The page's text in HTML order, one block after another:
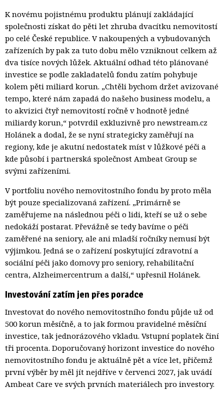
K novému pojistnému produktu plánují zakládající
společnosti získat do pěti let zhruba dvacítku nemovitostí
po celé České republice. V nakoupených a vybudovaných
zařízeních by pak za tuto dobu mělo vzniknout celkem až
dva tisíce nových lůžek. Aktuální odhad této plánované
investice se podle zakladatelů fondu zatím pohybuje
kolem pěti miliard korun. „Chtěli bychom držet avizované
tempo, které nám zapadá do našeho business modelu, a
to akvizici čtyř nemovitostí ročně v hodnotě jedné
miliardy korun,“ potvrdil exkluzivně pro newstream.cz
Holánek a dodal, že se nyní strategicky zaměřují na
regiony, kde je akutní nedostatek míst v lůžkové péči a
kde působí i partnerská společnost Ambeat Group se
svými zařízeními.
V portfoliu nového nemovitostního fondu by proto měla
být pouze specializovaná zařízení. „Primárně se
zaměřujeme na následnou péči o lidi, kteří se už o sebe
nedokáží postarat. Převážně se tedy bavíme o péči
zaměřené na seniory, ale ani mladší ročníky nemusí být
výjimkou. Jedná se o zařízení poskytující zdravotní a
sociální péči jako domovy pro seniory, rehabilitační
centra, Alzheimercentrum a další,“ upřesnil Holánek.
Investování zatím jen přes poradce
Investovat do nového nemovitostního fondu půjde už od
500 korun měsíčně, a to jak formou pravidelné měsíční
investice, tak jednorázového vkladu. Vstupní poplatek činí
tři procenta. Doporučovaný horizont investice do nového
nemovitostního fondu je aktuálně pět a více let, přičemž
první výběr by měl jít nejdříve v červenci 2027, jak uvádí
Ambeat Care ve svých prvních materiálech pro investory.